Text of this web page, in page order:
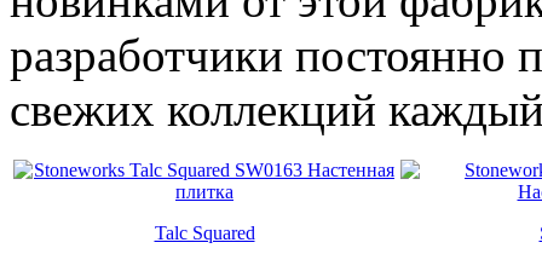
разработчики постоянно
свежих коллекций
Talc Squared